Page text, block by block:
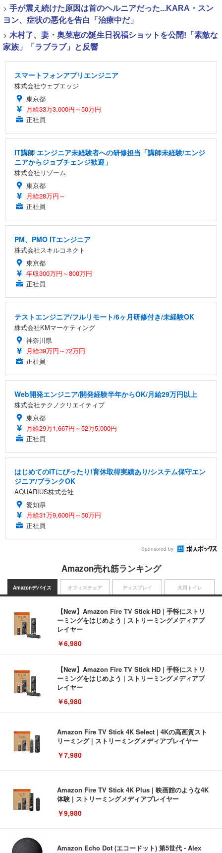
> 手が震え続けた原因は首のヘルニアだった...KARA・スン
ヨン、症状の悪化を告白「治療中だ」
> 木村了、妻・奥菜恵の誕生日祝福ショットを公開!「素敵な
家族」「ラブラブ」と反響
スマートフォンアプリエンジニア
株式会社ウェブエッジ
東京都
月給33万3,000円～50万円
正社員
IT講師 エンジニア未経験者への研修担当「講師未経験/エンジ
ニアからジョブチェンジ歓迎」
株式会社リゾーム
東京都
月給28万円～
正社員
PM、PMO ITエンジニア
株式会社スキルコネクト
東京都
年収300万円～800万円
正社員
テストエンジニア/フルリモート/6ヶ月研修付き/未経験OK
株式会社KMマーケティング
神奈川県
月給39万円～72万円
正社員
Web開発エンジニア/開発経験半年からOK/月給29万円以上
株式会社テクノクリエイティブ
東京都
月給29万1,667円～52万5,000円
正社員
はじめてのITにぴったり!育休取得実績あり/システム保守エン
ジニア/ブランクOK
AQUARIUS株式会社
愛知県
月給31万9,600円～50万円
正社員
Sponsored by
Amazon売れ筋ランキング
Amazonデバイス
【New】Amazon Fire TV Stick HD | 手軽にストリ
ーミングをはじめよう | ストリーミングメディアプ
レイヤー
￥6,980
【New】Amazon Fire TV Stick HD | 手軽にストリ
ーミングをはじめよう | ストリーミングメディアプ
レイヤー
￥6,980
Amazon Fire TV Stick 4K Select | 4Kの高画質スト
リーミング | ストリーミングメディアプレイヤー
￥7,980
Amazon Fire TV Stick 4K Plus | 映画館のような4K
体験 | ストリーミングメディアプレイヤー
￥9,980
Amazon Echo Dot (エコードット) 第5世代 - Alex
オフィスチェア ディスプレイ 犬用トイレ